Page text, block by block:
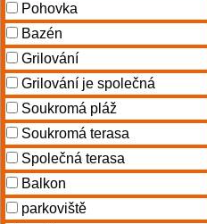
Pohovka
Bazén
Grilování
Grilování je společná
Soukromá pláž
Soukromá terasa
Společná terasa
Balkon
parkoviště